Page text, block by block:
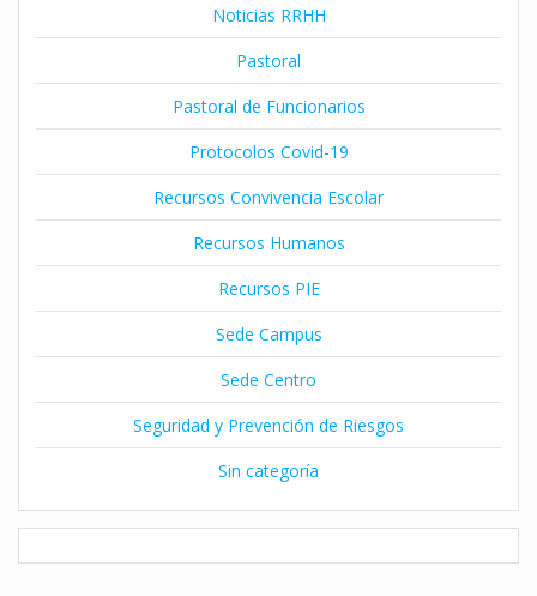
Noticias RRHH
Pastoral
Pastoral de Funcionarios
Protocolos Covid-19
Recursos Convivencia Escolar
Recursos Humanos
Recursos PIE
Sede Campus
Sede Centro
Seguridad y Prevención de Riesgos
Sin categoría